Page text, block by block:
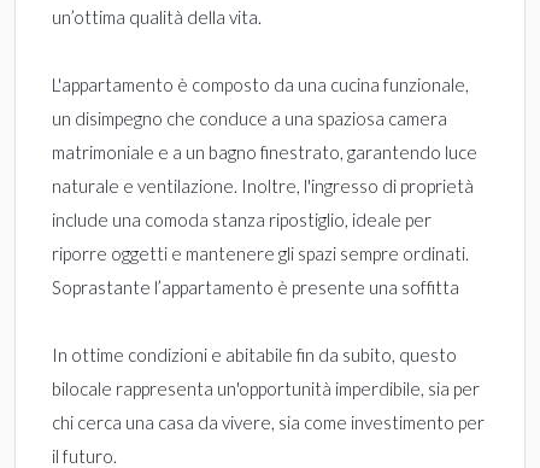
un’ottima qualità della vita.
L'appartamento è composto da una cucina funzionale,
un disimpegno che conduce a una spaziosa camera
matrimoniale e a un bagno finestrato, garantendo luce
naturale e ventilazione. Inoltre, l'ingresso di proprietà
include una comoda stanza ripostiglio, ideale per
riporre oggetti e mantenere gli spazi sempre ordinati.
Soprastante l’appartamento è presente una soffitta
In ottime condizioni e abitabile fin da subito, questo
bilocale rappresenta un'opportunità imperdibile, sia per
chi cerca una casa da vivere, sia come investimento per
il futuro.